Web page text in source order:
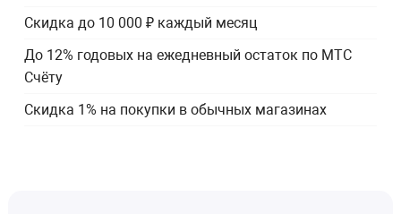
Скидка до 10 000 ₽ каждый месяц
До 12% годовых на ежедневный остаток по МТС
Счёту
Скидка 1% на покупки в обычных магазинах